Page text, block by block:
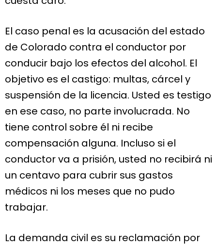
El caso penal es la acusación del estado
de Colorado contra el conductor por
conducir bajo los efectos del alcohol. El
objetivo es el castigo: multas, cárcel y
suspensión de la licencia. Usted es testigo
en ese caso, no parte involucrada. No
tiene control sobre él ni recibe
compensación alguna. Incluso si el
conductor va a prisión, usted no recibirá ni
un centavo para cubrir sus gastos
médicos ni los meses que no pudo
trabajar.
La demanda civil es su reclamación por